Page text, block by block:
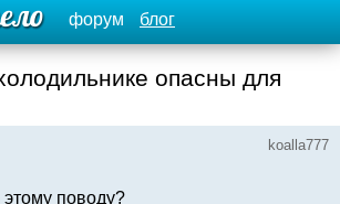
форум блог
опасны для
koalla777
этому поводу?